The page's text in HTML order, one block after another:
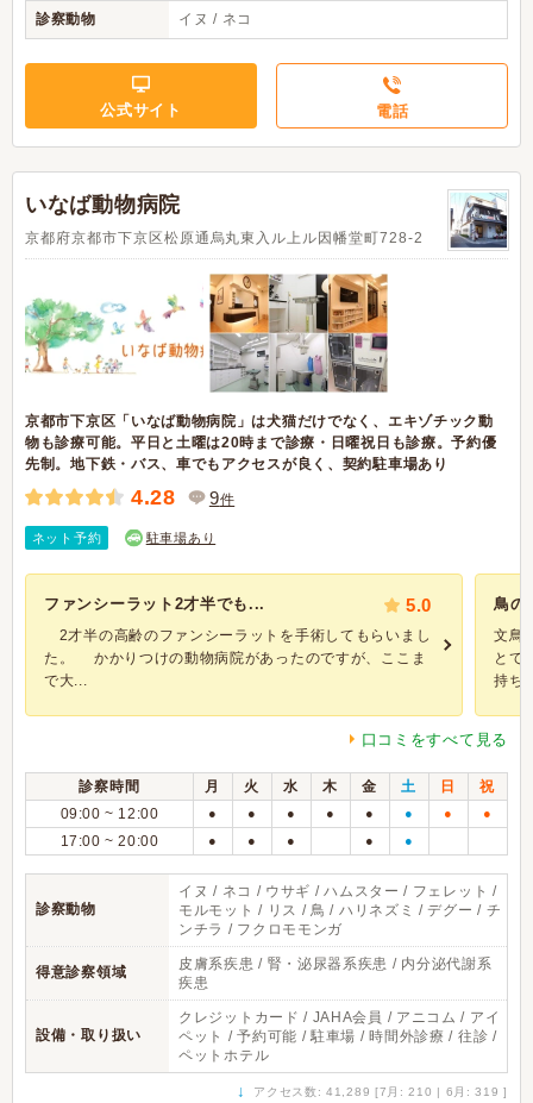
診察動物 イヌ / ネコ
公式サイト 電話
いなば動物病院
京都府京都市下京区松原通烏丸東入ル上ル因幡堂町728-2
京都市下京区「いなば動物病院」は犬猫だけでなく、エキゾチック動
物も診療可能。平日と土曜は20時まで診療・日曜祝日も診療。予約優
先制。地下鉄・バス、車でもアクセスが良く、契約駐車場あり
4.28 9件
ネット予約 駐車場あり
ファンシーラット2才半でも... 5.0
2才半の高齢のファンシーラットを手術してもらいまし
た。 かかりつけの動物病院があったのですが、ここま
で大...
鳥の
文鳥
とて
持ち
口コミをすべて見る
診察時間 月 火 水 木 金 土 日
祝
09:00 ~ 12:00
● ● ● ● ● ● ● ●
17:00 ~ 20:00 ● ● ● ● ●
診察動物
イヌ / ネコ / ウサギ / ハムスター / フェレット /
モルモット / リス / 鳥 / ハリネズミ / デグー / チ
ンチラ / フクロモモンガ
得意診察領域
皮膚系疾患 / 腎・泌尿器系疾患 / 内分泌代謝系
疾患
設備・取り扱い
クレジットカード / JAHA会員 / アニコム / アイ
ペット / 予約可能 / 駐車場 / 時間外診療 / 往診 /
ペットホテル
↓ アクセス数: 41,289 [7月: 210 | 6月: 319 ]